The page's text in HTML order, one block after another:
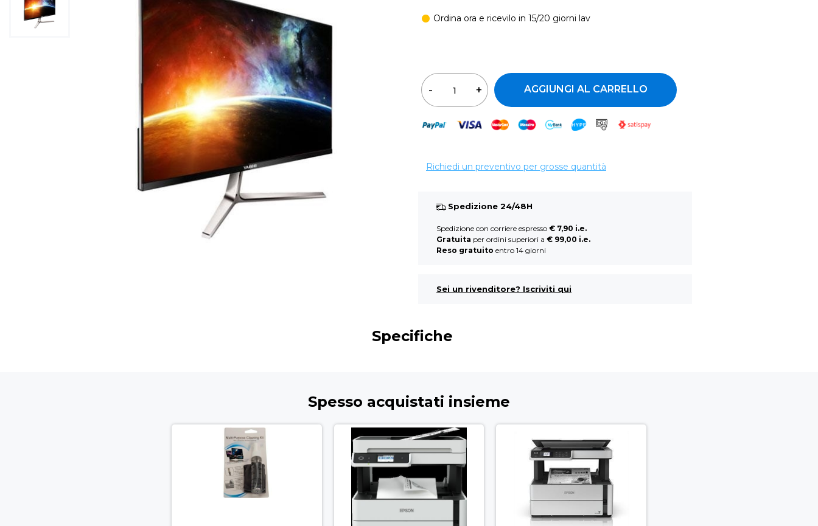
Ordina ora e ricevilo in 15/20 giorni lav
AGGIUNGI AL CARRELLO
Richiedi un preventivo per grosse quantità
Spedizione 24/48H
Spedizione con corriere espresso € 7,90 i.e.
Gratuita per ordini superiori a € 99,00 i.e.
Reso gratuito entro 14 giorni
Sei un rivenditore? Iscriviti qui
Specifiche
Spesso acquistati insieme